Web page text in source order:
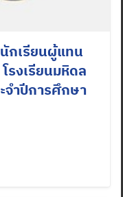
กเรียนผู้แทน
รงเรียนมหิดล
จำปีการศึกษา